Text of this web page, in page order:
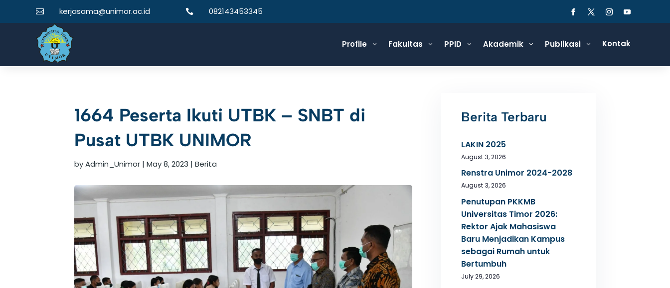
 kerjasama@unimor.ac.id  082143453345
Profile 3 Fakultas 3 PPID 3 Akademik 3 Publikasi 3 Kontak
1664 Peserta Ikuti UTBK – SNBT di
Pusat UTBK UNIMOR
byAdmin_Unimor |May 8, 2023 |Berita
Berita Terbaru
LAKIN 2025
August 3, 2026
Renstra Unimor 2024-2028
August 3, 2026
Penutupan PKKMB
Universitas Timor 2026:
Rektor Ajak Mahasiswa
Baru Menjadikan Kampus
sebagai Rumah untuk
Bertumbuh
July 29, 2026